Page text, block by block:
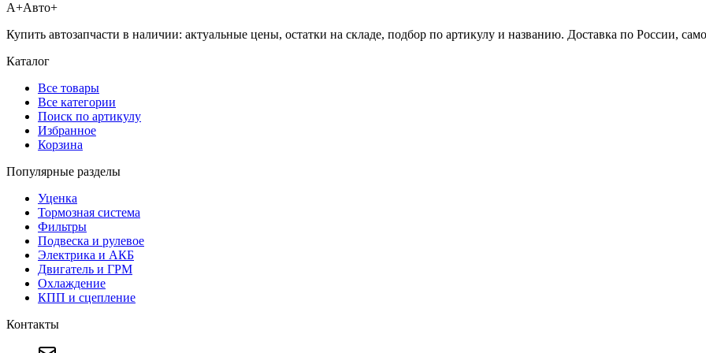
А+Авто+
Купить автозапчасти в наличии: актуальные цены, остатки на складе, подбор по артикулу и названию. Доставка по России,
Каталог
Все товары
Все категории
Поиск по артикулу
Избранное
Корзина
Популярные разделы
Уценка
Тормозная система
Фильтры
Подвеска и рулевое
Электрика и АКБ
Двигатель и ГРМ
Охлаждение
КПП и сцепление
Контакты